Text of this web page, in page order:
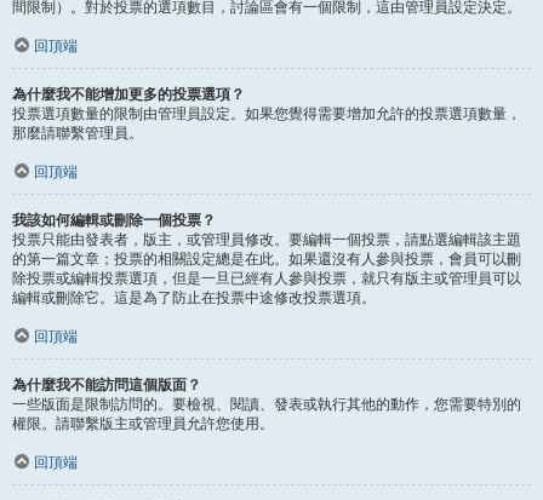
間限制）。對於投票的選項數目，討論區會有一個限制，這由管理員設定決定。
回頂端
為什麼我不能增加更多的投票選項？
投票選項數量的限制由管理員設定。如果您覺得需要增加允許的投票選項數量，
那麼請聯繫管理員。
回頂端
我該如何編輯或刪除一個投票？
投票只能由發表者，版主，或管理員修改。要編輯一個投票，請點選編輯該主題
的第一篇文章；投票的相關設定總是在此。如果還沒有人參與投票，會員可以刪
除投票或編輯投票選項，但是一旦已經有人參與投票，就只有版主或管理員可以
編輯或刪除它。這是為了防止在投票中途修改投票選項。
回頂端
為什麼我不能訪問這個版面？
一些版面是限制訪問的。要檢視、閱讀、發表或執行其他的動作，您需要特別的
權限。請聯繫版主或管理員允許您使用。
回頂端